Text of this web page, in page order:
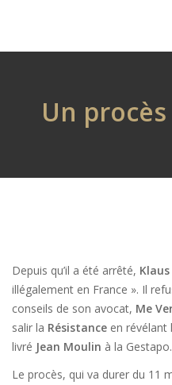
Un
Depuis qu’il a été arrêté,
illégalement en France ». Il
conseils de son avocat, Me
salir la Résistance en révélant
livré Jean Moulin à la Gestapo.
Le procès, qui va durer du 11